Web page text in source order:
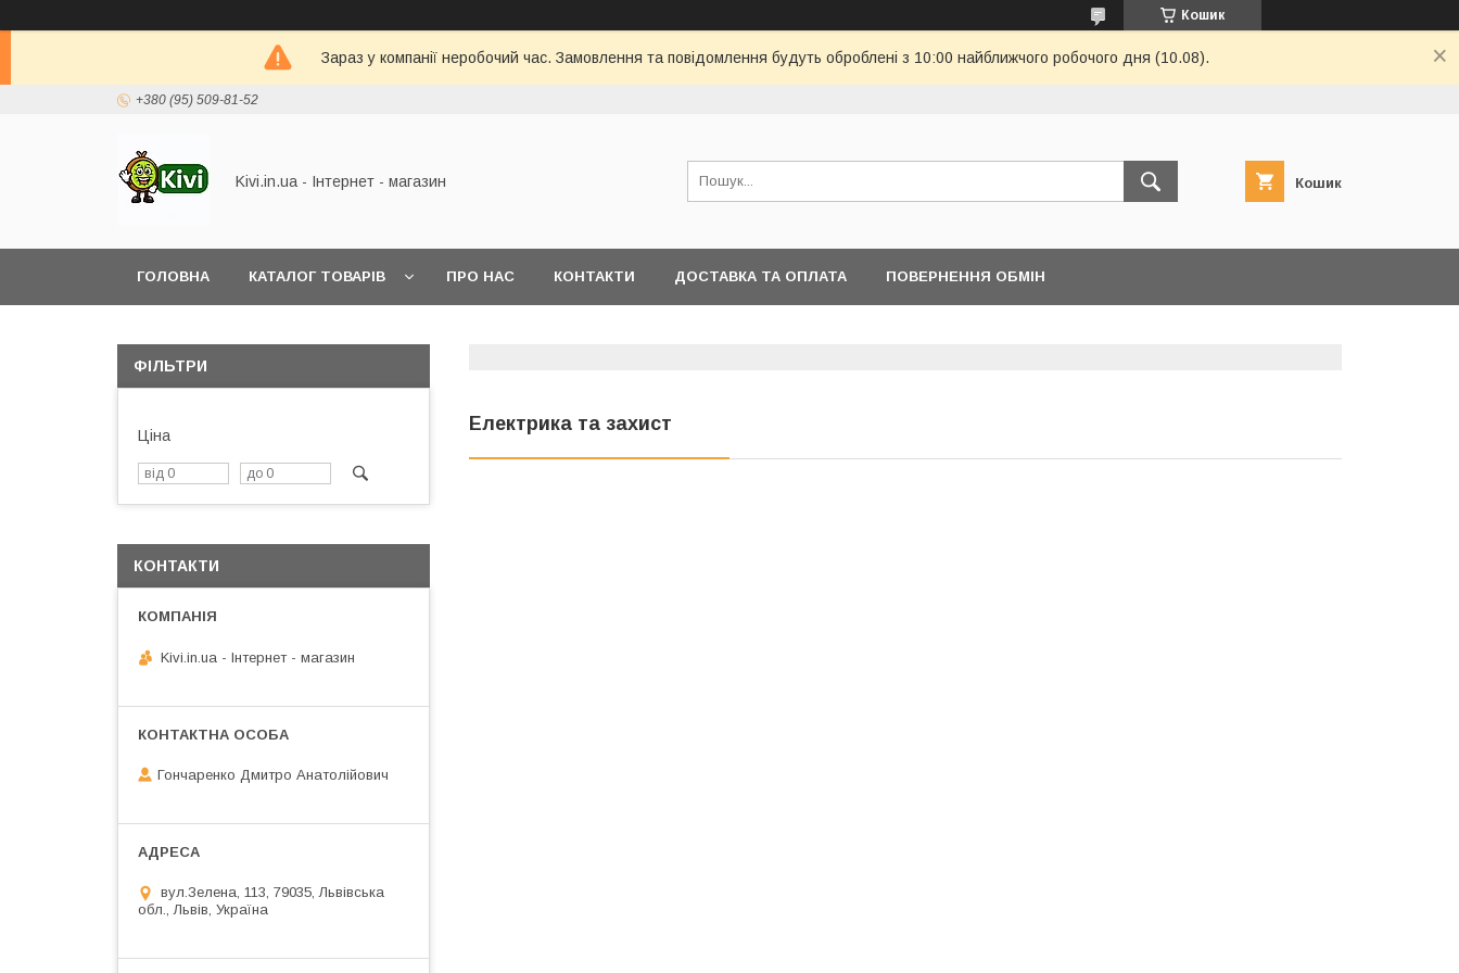
Кошик
Зараз у компанії неробочий час. Замовлення та повідомлення будуть оброблені з 10:00 найближчого робочого дня (10.08).
+380 (95) 509-81-52
Kivi.in.ua - Інтернет - магазин Кошик
ГОЛОВНА КАТАЛОГ ТОВАРІВ ПРО НАС КОНТАКТИ ДОСТАВКА ТА ОПЛАТА ПОВЕРНЕННЯ ОБМІН
Електрика та захист
ФІЛЬТРИ
Ціна
КОНТАКТИ
Kivi.in.ua - Інтернет - магазин
Гончаренко Дмитро Анатолійович
вул.Зелена, 113, 79035, Львівська
обл., Львів, Україна